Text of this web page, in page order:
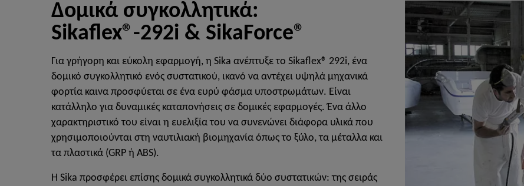
Δομικά συγκολλητικά:
Sikaflex®-292i & SikaForce®
Για γρήγορη και εύκολη εφαρμογή, η Sika ανέπτυξε το Sikaflex® 292i, ένα
δομικό συγκολλητικό ενός συστατικού, ικανό να αντέχει υψηλά μηχανικά
φορτία καινα προσφύεται σε ένα ευρύ φάσμα υποστρωμάτων. Είναι
κατάλληλο για δυναμικές καταπονήσεις σε δομικές εφαρμογές. Ένα άλλο
χαρακτηριστικό του είναι η ευελιξία του να συνενώνει διάφορα υλικά που
χρησιμοποιούνται στη ναυτιλιακή βιομηχανία όπως το ξύλο, τα μέταλλα και
τα πλαστικά (GRP ή ABS).
Η Sika προσφέρει επίσης δομικά συγκολλητικά δύο συστατικών: της σειράς